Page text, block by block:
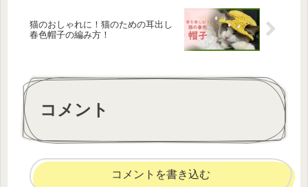
猫のおしゃれに！猫のための耳出し
春色帽子の編み方！
コメント
コメントを書き込む